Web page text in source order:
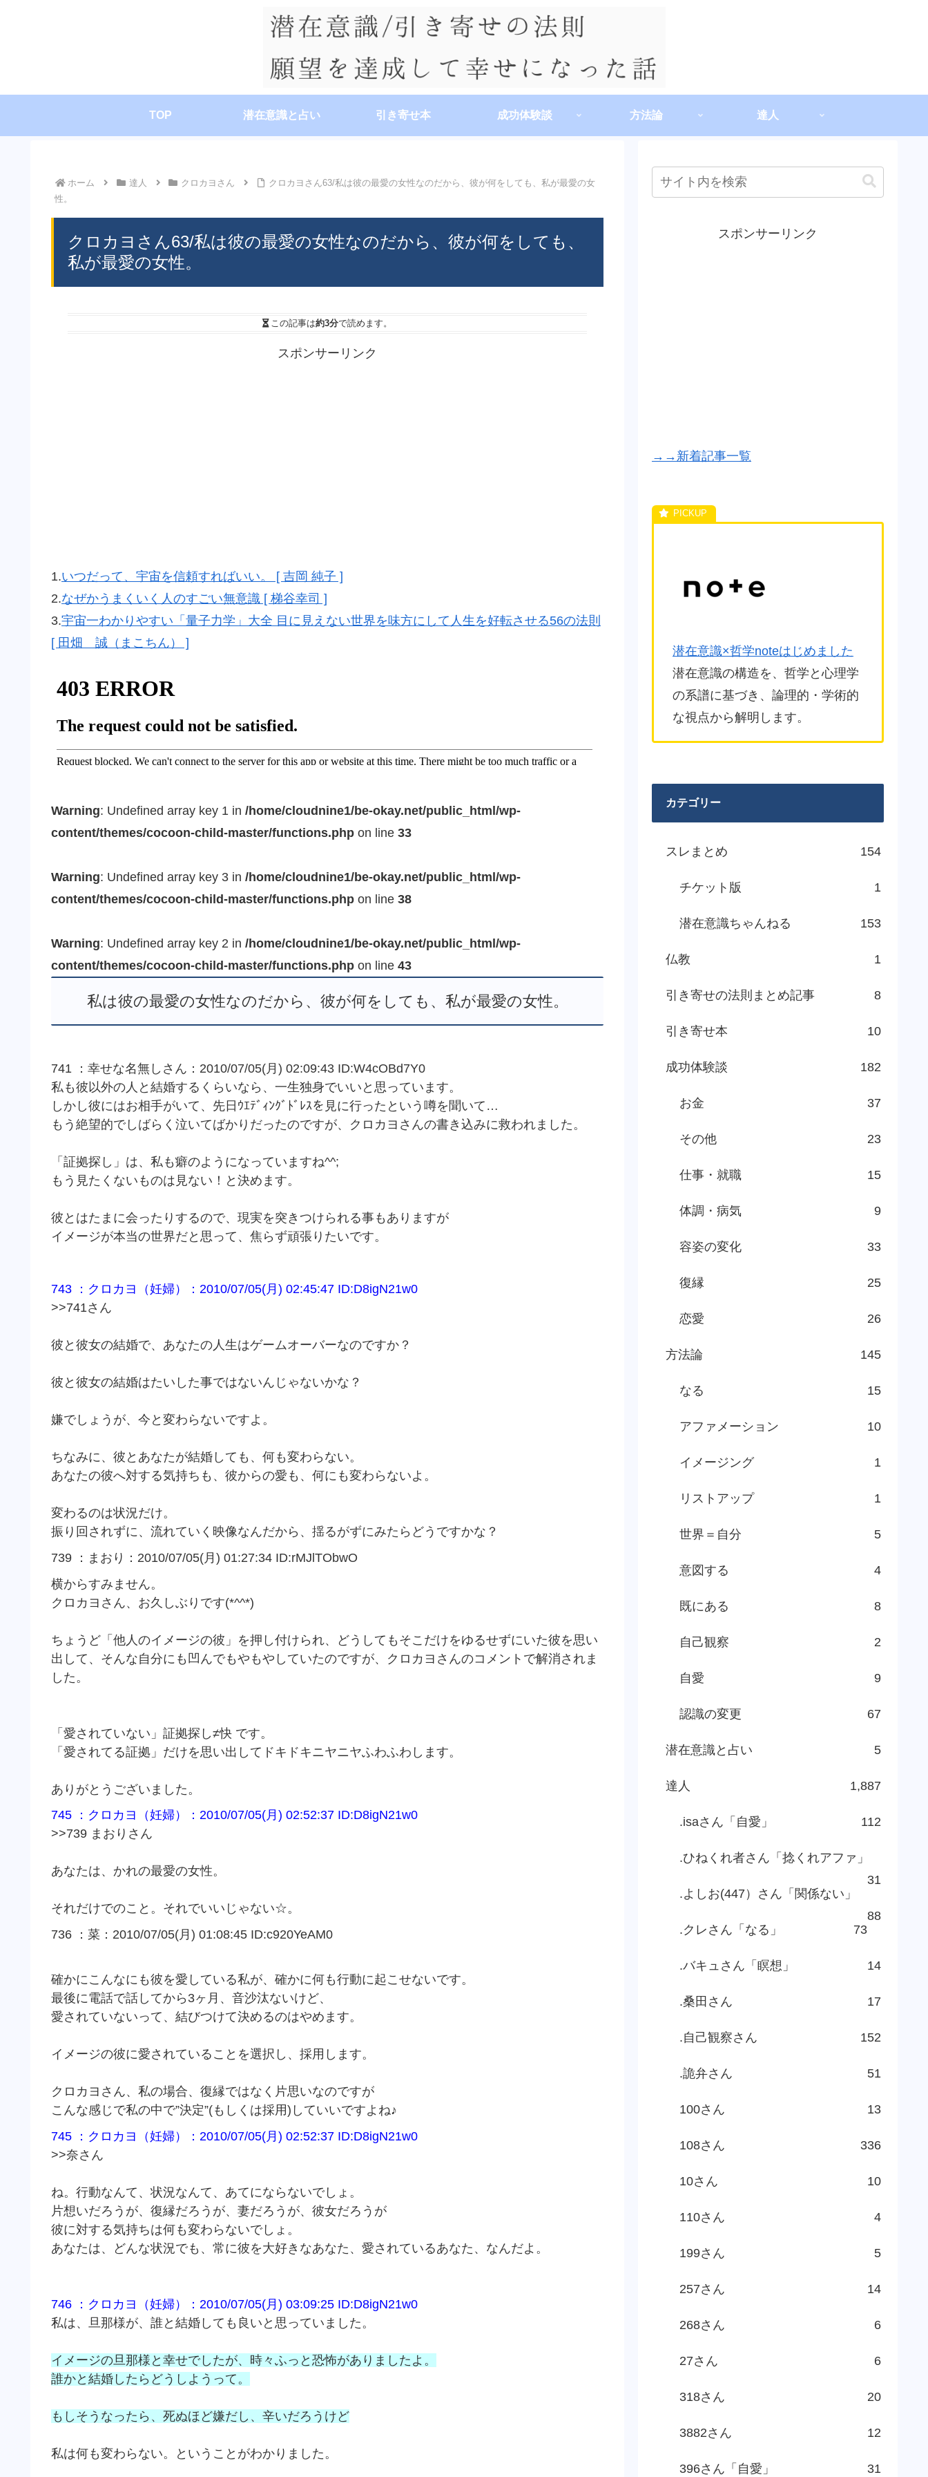
TOP 潜在意識と占い 引き寄せ本 成功体験談 方法論 達人
ホーム 達人 クロカヨさん
クロカヨさん63/私は彼の最愛の女性なのだから、彼が何をしても、私が最愛の女
性。
クロカヨさん63/私は彼の最愛の女性なのだから、彼が何をしても、
私が最愛の女性。
この記事は約3分で読めます。
スポンサーリンク
1.いつだって、宇宙を信頼すればいい。 [ 吉岡 純子 ]
2.なぜかうまくいく人のすごい無意識 [ 梯谷幸司 ]
3.宇宙一わかりやすい「量子力学」大全 目に見えない世界を味方にして人生を好転させる56の法則
[ 田畑 誠（まこちん） ]
Warning: Undefined array key 1 in /home/cloudnine1/be-okay.net/public_html/wp-
content/themes/cocoon-child-master/functions.php on line 33
Warning: Undefined array key 3 in /home/cloudnine1/be-okay.net/public_html/wp-
content/themes/cocoon-child-master/functions.php on line 38
Warning: Undefined array key 2 in /home/cloudnine1/be-okay.net/public_html/wp-
content/themes/cocoon-child-master/functions.php on line 43
私は彼の最愛の女性なのだから、彼が何をしても、私が最愛の女性。
741 ：幸せな名無しさん：2010/07/05(月) 02:09:43 ID:W4cOBd7Y0
私も彼以外の人と結婚するくらいなら、一生独身でいいと思っています。
しかし彼にはお相手がいて、先日ｳｴﾃﾞｨﾝｸﾞﾄﾞﾚｽを見に行ったという噂を聞いて…
もう絶望的でしばらく泣いてばかりだったのですが、クロカヨさんの書き込みに救われました。
「証拠探し」は、私も癖のようになっていますね^^;
もう見たくないものは見ない！と決めます。
彼とはたまに会ったりするので、現実を突きつけられる事もありますが
イメージが本当の世界だと思って、焦らず頑張りたいです。
743 ：クロカヨ（妊婦）：2010/07/05(月) 02:45:47 ID:D8igN21w0
>>741さん
彼と彼女の結婚で、あなたの人生はゲームオーバーなのですか？
彼と彼女の結婚はたいした事ではないんじゃないかな？
嫌でしょうが、今と変わらないですよ。
ちなみに、彼とあなたが結婚しても、何も変わらない。
あなたの彼へ対する気持ちも、彼からの愛も、何にも変わらないよ。
変わるのは状況だけ。
振り回されずに、流れていく映像なんだから、揺るがずにみたらどうですかな？
739 ：まおり：2010/07/05(月) 01:27:34 ID:rMJlTObwO
横からすみません。
クロカヨさん、お久しぶりです(*^^*)
ちょうど「他人のイメージの彼」を押し付けられ、どうしてもそこだけをゆるせずにいた彼を思い
出して、そんな自分にも凹んでもやもやしていたのですが、クロカヨさんのコメントで解消されま
した。
「愛されていない」証拠探し≠快 です。
「愛されてる証拠」だけを思い出してドキドキニヤニヤふわふわします。
ありがとうございました。
745 ：クロカヨ（妊婦）：2010/07/05(月) 02:52:37 ID:D8igN21w0
>>739 まおりさん
あなたは、かれの最愛の女性。
それだけでのこと。それでいいじゃない☆。
736 ：菜：2010/07/05(月) 01:08:45 ID:c920YeAM0
確かにこんなにも彼を愛している私が、確かに何も行動に起こせないです。
最後に電話で話してから3ヶ月、音沙汰ないけど、
愛されていないって、結びつけて決めるのはやめます。
イメージの彼に愛されていることを選択し、採用します。
クロカヨさん、私の場合、復縁ではなく片思いなのですが
こんな感じで私の中で”決定”(もしくは採用)していいですよね♪
745 ：クロカヨ（妊婦）：2010/07/05(月) 02:52:37 ID:D8igN21w0
>>奈さん
ね。行動なんて、状況なんて、あてにならないでしょ。
片想いだろうが、復縁だろうが、妻だろうが、彼女だろうが
彼に対する気持ちは何も変わらないでしょ。
あなたは、どんな状況でも、常に彼を大好きなあなた、愛されているあなた、なんだよ。
746 ：クロカヨ（妊婦）：2010/07/05(月) 03:09:25 ID:D8igN21w0
私は、旦那様が、誰と結婚しても良いと思っていました。
イメージの旦那様と幸せでしたが、時々ふっと恐怖がありましたよ。
誰かと結婚したらどうしようって。
もしそうなったら、死ぬほど嫌だし、辛いだろうけど
私は何も変わらない。ということがわかりました。
スポンサーリンク
→→新着記事一覧
潜在意識×哲学noteはじめました
潜在意識の構造を、哲学と心理学
の系譜に基づき、論理的・学術的
な視点から解明します。
カテゴリー
スレまとめ 154
チケット版 1
潜在意識ちゃんねる 153
仏教 1
引き寄せの法則まとめ記事 8
引き寄せ本 10
成功体験談 182
お金 37
その他 23
仕事・就職 15
体調・病気 9
容姿の変化 33
復縁 25
恋愛 26
方法論 145
なる 15
アファメーション 10
イメージング 1
リストアップ 1
世界＝自分 5
意図する 4
既にある 8
自己観察 2
自愛 9
認識の変更 67
潜在意識と占い 5
達人 1,887
.isaさん「自愛」 112
.ひねくれ者さん「捻くれアファ」
31
.よしお(447）さん「関係ない」
88
.クレさん「なる」
73
.バキュさん「瞑想」 14
.桑田さん 17
.自己観察さん 152
.詭弁さん 51
100さん 13
108さん 336
10さん 10
110さん 4
199さん 5
257さん 14
268さん 6
27さん 6
318さん 20
3882さん 12
396さん「自愛」 31